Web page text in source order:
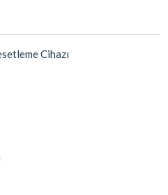
Cihazı